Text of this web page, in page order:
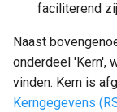
faciliterend
Naast
onderdeel 'Kern',
vinden. Kern is
Kerngegevens